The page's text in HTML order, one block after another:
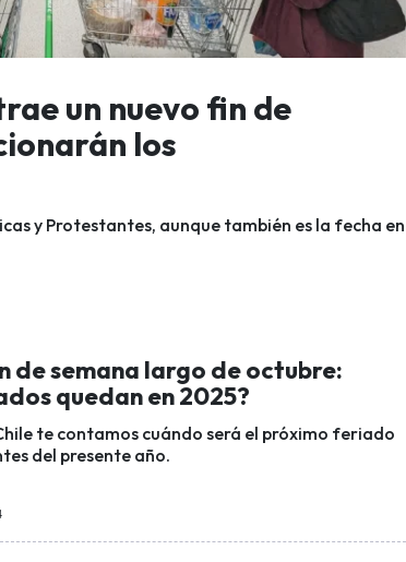
un nuevo fin de
los
y Protestantes, aunque también es la fecha en
de semana largo de octubre:
quedan en 2025?
te contamos cuándo será el próximo feriado
del presente año.